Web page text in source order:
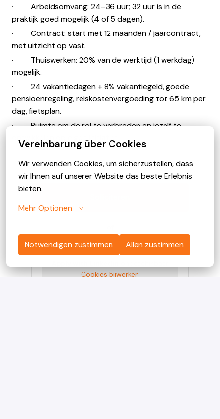
Vereinbarung über Cookies
Wir verwenden Cookies, um sicherzustellen, dass
wir Ihnen auf unserer Website das beste Erlebnis
bieten.
Mehr Optionen
Notwendigen zustimmen Allen zustimmen
· Arbeidsomvang: 24–36 uur; 32 uur is in de
praktijk goed mogelijk (4 of 5 dagen).
· Contract: start met 12 maanden / jaarcontract,
met uitzicht op vast.
· Thuiswerken: 20% van de werktijd (1 werkdag)
mogelijk.
· 24 vakantiedagen + 8% vakantiegeld, goede
pensioenregeling, reiskostenvergoeding tot 65 km per
dag, fietsplan.
· Ruimte om de rol te verbreden en jezelf te
ontwikkelen op eigen initiatief.
of
Cookies bijwerken